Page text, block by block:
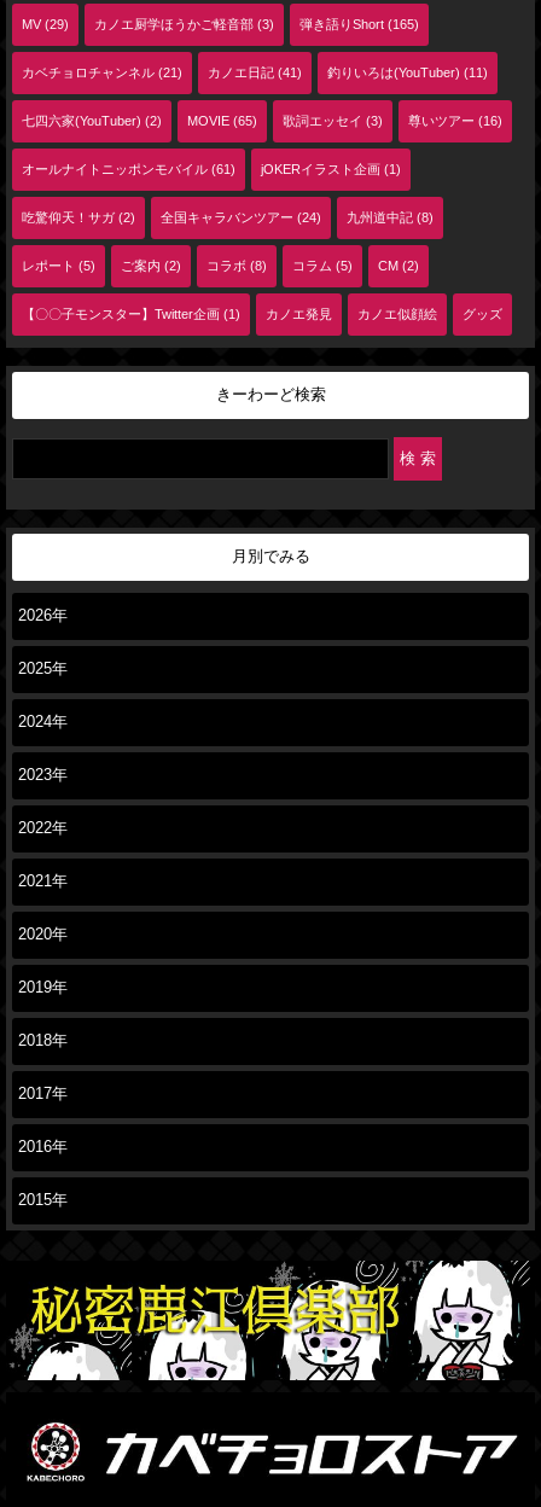
MV (29) カノエ厨学ほうかご軽音部 (3) 弾き語りShort (165)
カベチョロチャンネル (21) カノエ日記 (41) 釣りいろは(YouTuber) (11)
七四六家(YouTuber) (2) MOVIE (65) 歌詞エッセイ (3) 尊いツアー (16)
オールナイトニッポンモバイル (61) jOKERイラスト企画 (1)
吃驚仰天！サガ (2) 全国キャラバンツアー (24) 九州道中記 (8)
レポート (5) ご案内 (2) コラボ (8) コラム (5) CM (2)
【〇〇子モンスター】Twitter企画 (1) カノエ発見 カノエ似顔絵 グッズ
きーわーど検索
月別でみる
2026年
2025年
2024年
2023年
2022年
2021年
2020年
2019年
2018年
2017年
2016年
2015年